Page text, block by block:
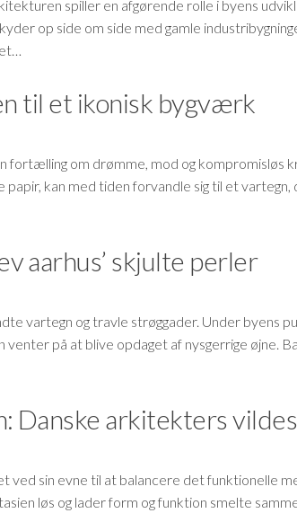
spiller en afgørende rolle i byens
op side om side med gamle
til et ikonisk bygværk
fortælling om drømme, mod og
papir, kan med tiden forvandle sig til et
aarhus’ skjulte perler
vartegn og travle strøggader. Under byens
på at blive opdaget af nysgerrige øjne.
Danske arkitekters
sin evne til at balancere det funktionelle
løs og lader form og funktion smelte